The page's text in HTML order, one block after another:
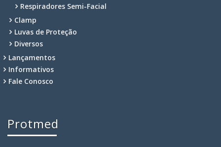
Respiradores Semi-Facial
Clamp
Luvas de Proteção
Diversos
Lançamentos
Informativos
Fale Conosco
Protmed